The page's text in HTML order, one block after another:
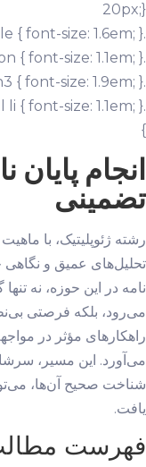
20px;}
.infographic-title { font-size: 1.6em; }
.infographic-description { font-size: 1.1em; }
.table-of-contents h3 { font-size: 1.9em; }
.table-of-contents ul li { font-size: 1.1em; }
}
انجام پایان
تضمینی
رشته ژئوپلیتیک، با
تحلیل‌های عمیق و نگاهی
نامه در این حوزه، نه
می‌رود، بلکه فرصتی
راهکارهای مؤثر در
می‌آورد. این مسیر،
شناخت صحیح آن‌ها،
یافت.
فهرست